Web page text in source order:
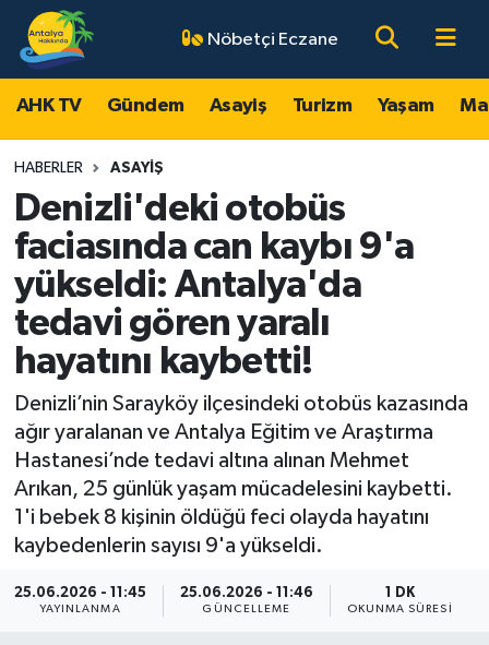
Nöbetçi Eczane
AHK TV Gündem Asayiş Turizm Yaşam
HABERLER ASAYIŞ
Denizli'deki otobüs
faciasında can kaybı 9'a
yükseldi: Antalya'da
tedavi gören yaralı
hayatını kaybetti!
Denizli’nin Sarayköy ilçesindeki otobüs kazasında
ağır yaralanan ve Antalya Eğitim ve Araştırma
Hastanesi’nde tedavi altına alınan Mehmet
Arıkan, 25 günlük yaşam mücadelesini kaybetti.
1'i bebek 8 kişinin öldüğü feci olayda hayatını
kaybedenlerin sayısı 9'a yükseldi.
25.06.2026 - 11:45
YAYINLANMA
25.06.2026 - 11:46
GÜNCELLEME
1 DK
OKUNMA SÜRESI
AHK TV
Gündem
Asayiş
Turizm
Yaşam
Magazin
Ekonomi
Spor
Dünya
Resmi Reklamlar
Antalya Nöbetçi Eczaneler
Antalya Hava Durumu
Antalya Namaz Vakitleri
Antalya Trafik Yoğunluk Haritası
Süper Lig Puan Durumu ve Fikstür
Tüm Manşetler
Son Dakika Haberleri
Haber Arşivi